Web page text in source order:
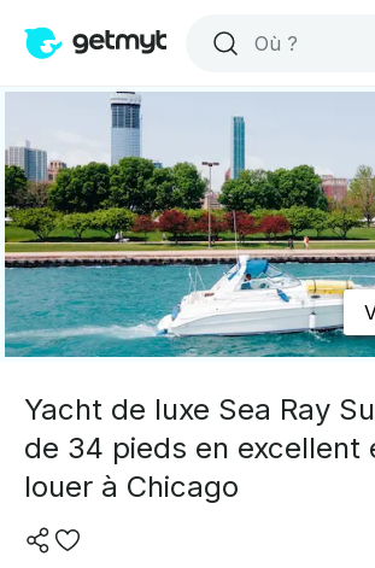
Yacht de luxe Sea Ray
de 34 pieds en excellent
louer à Chicago